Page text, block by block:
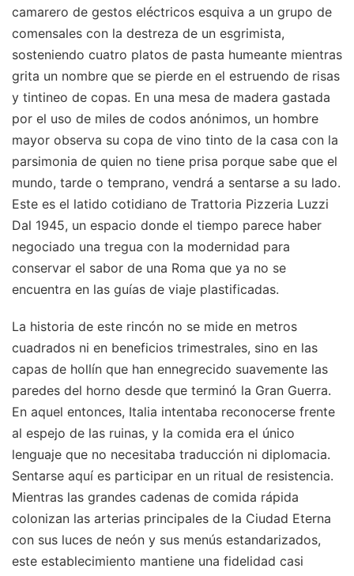
camarero de gestos eléctricos esquiva a un grupo de
comensales con la destreza de un esgrimista,
sosteniendo cuatro platos de pasta humeante mientras
grita un nombre que se pierde en el estruendo de risas
y tintineo de copas. En una mesa de madera gastada
por el uso de miles de codos anónimos, un hombre
mayor observa su copa de vino tinto de la casa con la
parsimonia de quien no tiene prisa porque sabe que el
mundo, tarde o temprano, vendrá a sentarse a su lado.
Este es el latido cotidiano de Trattoria Pizzeria Luzzi
Dal 1945, un espacio donde el tiempo parece haber
negociado una tregua con la modernidad para
conservar el sabor de una Roma que ya no se
encuentra en las guías de viaje plastificadas.
La historia de este rincón no se mide en metros
cuadrados ni en beneficios trimestrales, sino en las
capas de hollín que han ennegrecido suavemente las
paredes del horno desde que terminó la Gran Guerra.
En aquel entonces, Italia intentaba reconocerse frente
al espejo de las ruinas, y la comida era el único
lenguaje que no necesitaba traducción ni diplomacia.
Sentarse aquí es participar en un ritual de resistencia.
Mientras las grandes cadenas de comida rápida
colonizan las arterias principales de la Ciudad Eterna
con sus luces de neón y sus menús estandarizados,
este establecimiento mantiene una fidelidad casi